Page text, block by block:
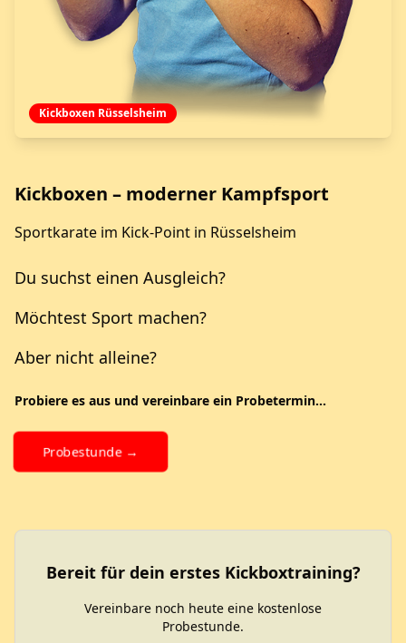
Kickboxen Rüsselsheim
Kickboxen – moderner Kampfsport
Sportkarate im Kick-Point in Rüsselsheim
Du suchst einen Ausgleich?
Möchtest Sport machen?
Aber nicht alleine?
Probiere es aus und vereinbare ein Probetermin...
Probestunde →
Bereit für dein erstes Kickboxtraining?
Vereinbare noch heute eine kostenlose
Probestunde.